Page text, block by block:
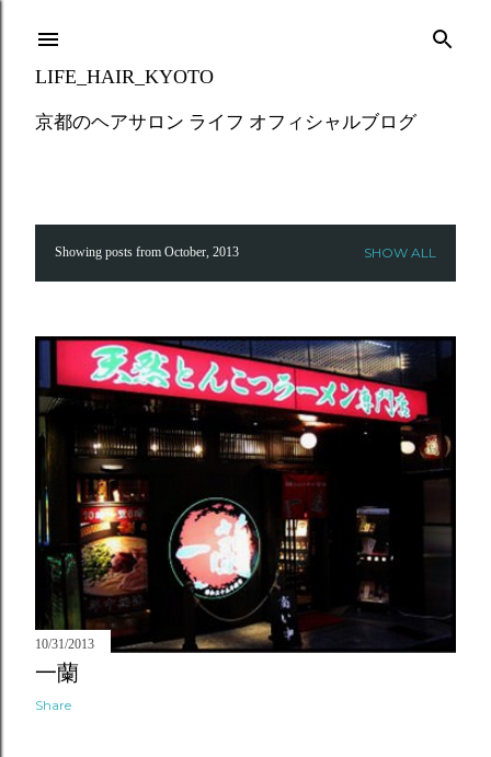
LIFE_HAIR_KYOTO
京都のヘアサロン ライフ オフィシャルブログ
s
t
s
Showing posts from October, 2013 SHOW ALL
10/31/2013
一蘭
Share